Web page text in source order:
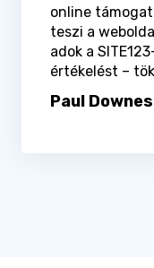
online
teszi a
adok a
értékelést –
Paul Downes